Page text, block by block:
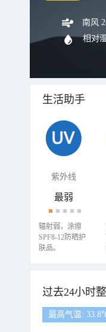
南风
相对
生活助手
紫外线
最弱
辐射弱，涂擦
SPF8-12防晒护
肤品。
过去24小时
最高气温: